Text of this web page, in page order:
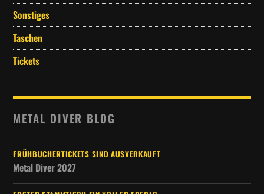
Sonstiges
Taschen
Tickets
METAL DIVER BLOG
FRÜHBUCHERTICKETS SIND AUSVERKAUFT
Metal Diver 2027